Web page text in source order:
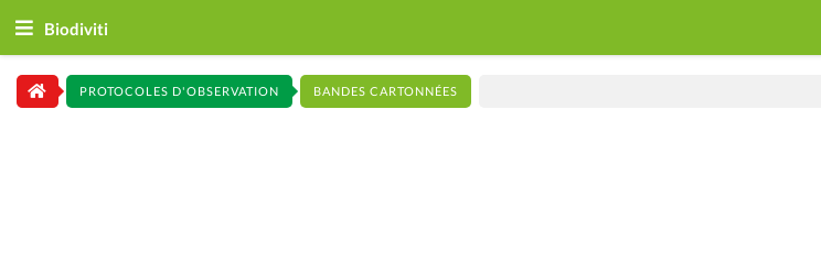
Biodiviti
PROTOCOLES D'OBSERVATION BANDES CARTONNÉES